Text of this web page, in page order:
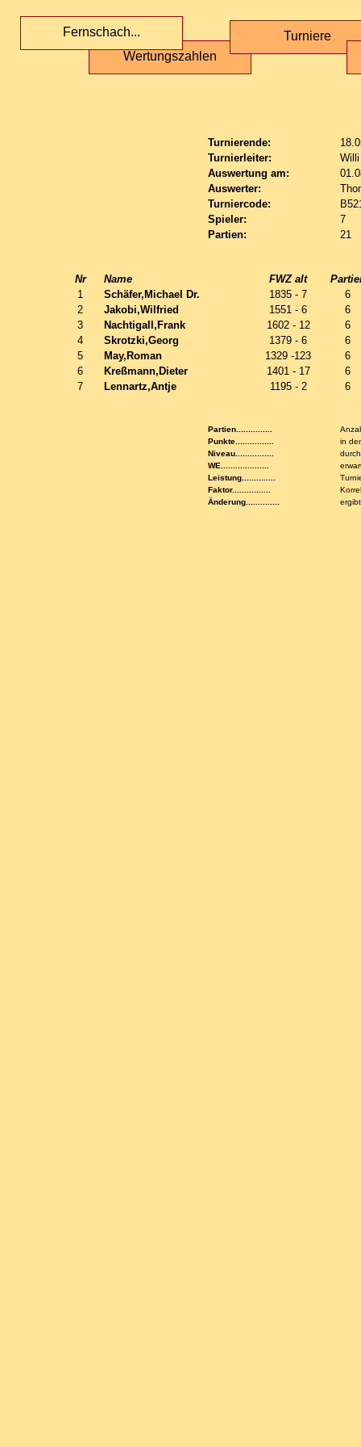
Wertungszahlen
Fernschach... Turniere
Turnierende:
Turnierleiter:
Auswertung am:
Auswerter:
Turniercode:
Spieler:
7
Partien:
21
Nr Name FWZ alt
1
Schäfer,Michael Dr. 1835 - 7
6
2
Jakobi,Wilfried 1551 - 6
6
3
Nachtigall,Frank 1602 - 12
6
4
Skrotzki,Georg 1379 - 6
6
5
May,Roman 1329 -123
6
6
Kreßmann,Dieter 1401 - 17
6
7
Lennartz,Antje 1195 - 2 6
Partien...............
Punkte................
in
Niveau................
WE....................
Leistung..............
Faktor................
Änderung..............